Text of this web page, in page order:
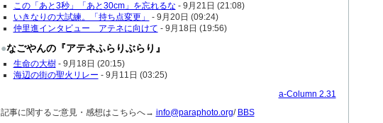
この「あと3秒」「あと30cm」を忘れるな - 9月21日 (21:08)
いきなりの大試練。「持ち点変更」
- 9月20日 (09:24)
仲里進インタビュー アテネに向けて - 9月18日 (19:56)
●なごやんの『アテネふらりぶらり』
生命の大樹- 9月18日 (20:15)
海辺の街の聖火リレー - 9月11日 (03:25)
a-Column 2.31
記事に関するご意見・感想はこちらへ→ info@paraphoto.org/ BBS